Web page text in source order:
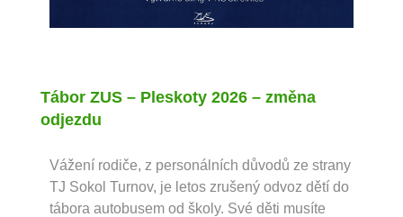
Tábor ZUS – Pleskoty 2026 – změna
odjezdu
Vážení rodiče, z personálních důvodů ze strany
TJ Sokol Turnov, je letos zrušený odvoz dětí do
tábora autobusem od školy. Své děti musíte